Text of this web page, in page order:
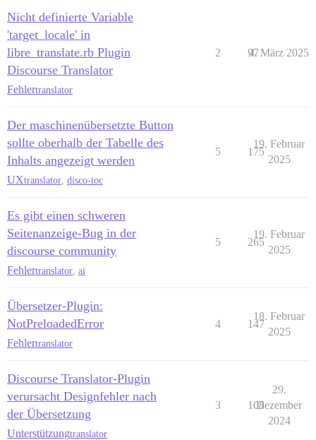
Nicht definierte Variable
'target_locale' in
libre_translate.rb Plugin
Discourse Translator
Fehlertranslator
2 97
4. März 2025
Der maschinenübersetzte Button
sollte oberhalb der Tabelle des
Inhalts angezeigt werden
UXtranslator disco-toc
5 175
19. Februar
2025
Es gibt einen schweren
Seitenanzeige-Bug in der
discourse community
Fehlertranslator ai
5 265
19. Februar
2025
Übersetzer-Plugin:
NotPreloadedError
Fehlertranslator
4 147
18. Februar
2025
Discourse Translator-Plugin
verursacht Designfehler nach
der Übersetzung
Unterstützungtranslator
3 108
29.
Dezember
2024